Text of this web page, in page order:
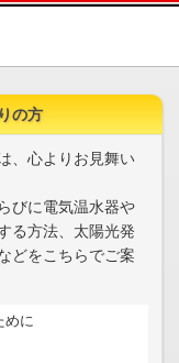
の方
、心よりお見舞い
びに電気温水器や
る方法、太陽光発
どをこちらでご案
めに